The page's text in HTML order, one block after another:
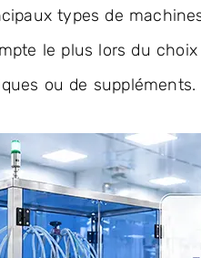
types de
le plus lors du
ou de suppléments.